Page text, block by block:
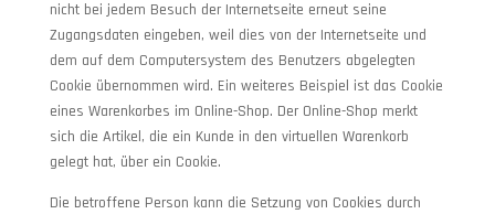
nicht bei jedem Besuch der Internetseite erneut seine
Zugangsdaten eingeben, weil dies von der Internetseite und
dem auf dem Computersystem des Benutzers abgelegten
Cookie übernommen wird. Ein weiteres Beispiel ist das Cookie
eines Warenkorbes im Online-Shop. Der Online-Shop merkt
sich die Artikel, die ein Kunde in den virtuellen Warenkorb
gelegt hat, über ein Cookie.
Die betroffene Person kann die Setzung von Cookies durch